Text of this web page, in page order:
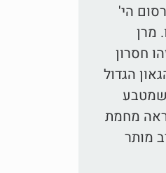
הי'
מרן
חסרון
הגדול
שמטבע
מחמת
מותר